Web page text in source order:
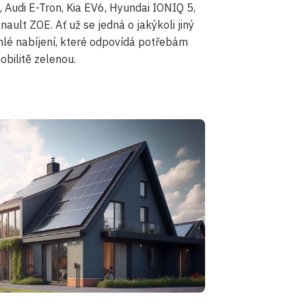
Audi E-Tron, Kia EV6, Hyundai IONIQ 5,
ZOE. Ať už se jedná o jakýkoli jiný
nabíjení, které odpovídá potřebám
zelenou.